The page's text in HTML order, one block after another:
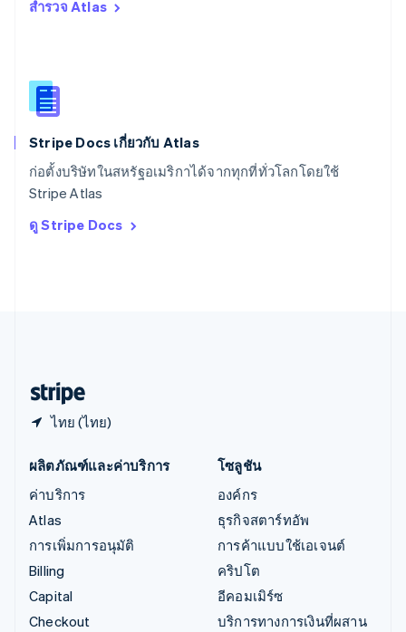
สำรวจ Atlas
Stripe Docs เกี่ยวกับ Atlas
ก่อตั้งบริษัทในสหรัฐอเมริกาได้จากทุกที่ทั่วโลกโดยใช้
Stripe Atlas
ดู Stripe Docs
ไทย (ไทย)
English
English
สิงคโปร์
ออสเตรเลีย
ออสเตรีย
DeutschEnglish
ItalianoEnglish
ผลิตภัณฑ์และค่าบริการ
ค่าบริการ
Atlas
การเพิ่มการอนุมัติ
Billing
Capital
Checkout
โซลูชัน
องค์กร
ธุรกิจสตาร์ทอัพ
การค้าแบบใช้เอเจนต์
คริปโต
อีคอมเมิร์ซ
บริการทางการเงินที่ผสาน